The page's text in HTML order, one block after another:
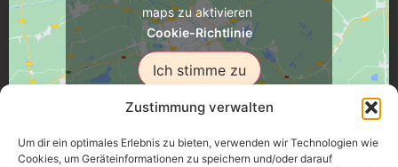
Zustimmung verwalten
Um dir ein optimales Erlebnis zu bieten, verwenden wir Technologien wie
Cookies, um Geräteinformationen zu speichern und/oder darauf
maps zu aktivieren
Cookie-Richtlinie
Ich stimme zu